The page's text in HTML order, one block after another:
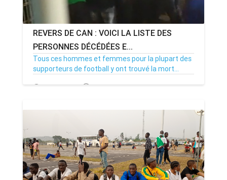
REVERS DE CAN : VOICI LA LISTE DES
PERSONNES DÉCÉDÉES E...
Tous ces hommes et femmes pour la plupart des
supporteurs de football y ont trouvé la mort...
24/01/22 Par MenouActu 0